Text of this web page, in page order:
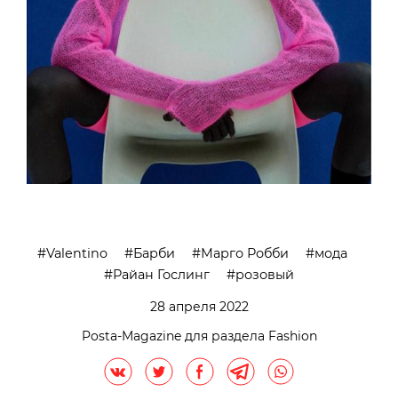
Valentino Барби Марго Робби
мода
Райан Гослинг
розовый
28 апреля 2022
Posta-Magazine для раздела Fashion